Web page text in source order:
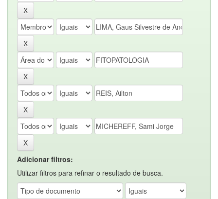
Adicionar filtros:
Utilizar filtros para refinar o resultado de busca.